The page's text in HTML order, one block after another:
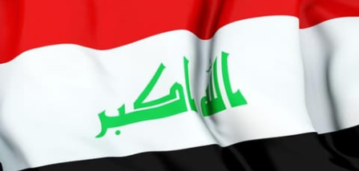
منوعات رياضة
كأس العالم
البرامج
جدول البرامج